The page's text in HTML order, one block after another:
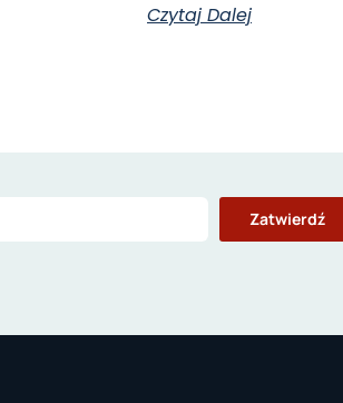
Czytaj Dalej
Zatwierdź